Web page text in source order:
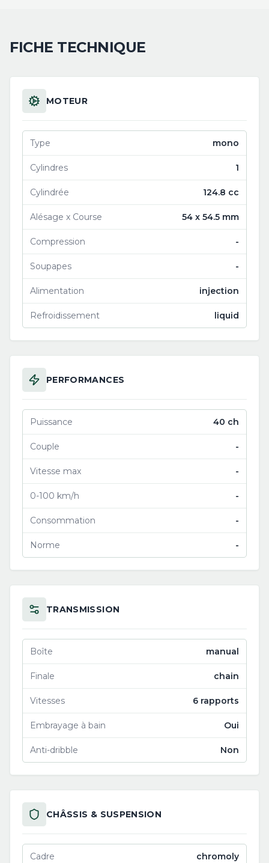
FICHE TECHNIQUE
MOTEUR
Type mono
Cylindres 1
Cylindrée 124.8 cc
Alésage x Course 54 x 54.5 mm
Compression -
Soupapes -
Alimentation injection
Refroidissement liquid
PERFORMANCES
Puissance 40 ch
Couple -
Vitesse max -
0-100 km/h -
Consommation -
Norme -
TRANSMISSION
Boîte manual
Finale chain
Vitesses 6 rapports
Embrayage à bain Oui
Anti-dribble Non
CHÂSSIS & SUSPENSION
Cadre chromoly